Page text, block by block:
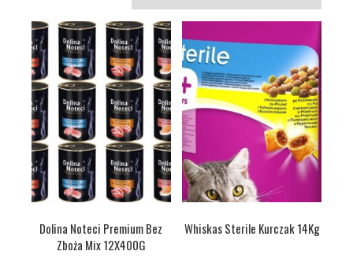
Dolina Noteci Premium Bez
Zboża Mix 12X400G
Whiskas Sterile Kurczak 14Kg